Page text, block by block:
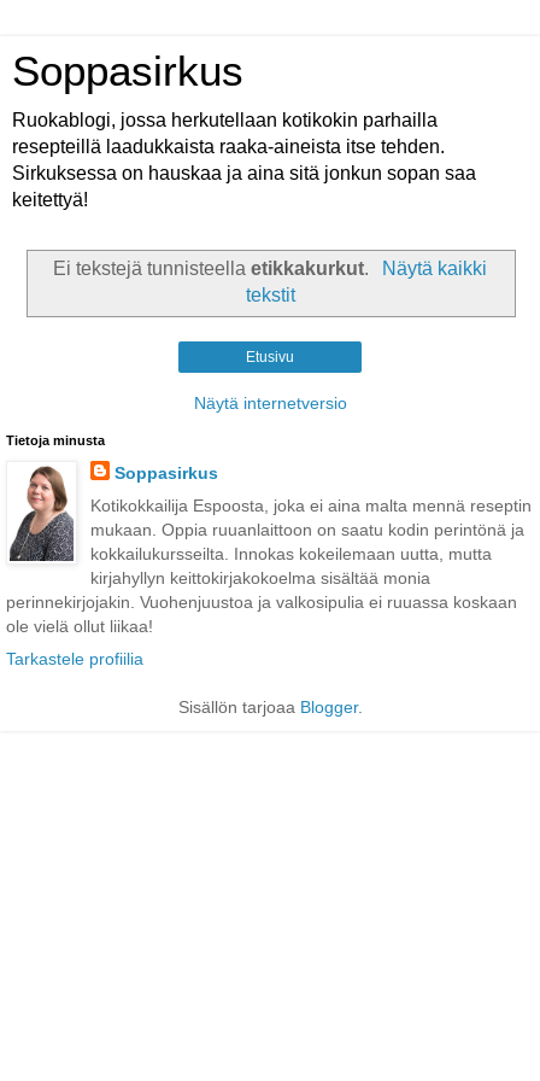
Soppasirkus
Ruokablogi, jossa herkutellaan kotikokin parhailla
resepteillä laadukkaista raaka-aineista itse tehden.
Sirkuksessa on hauskaa ja aina sitä jonkun sopan saa
keitettyä!
Ei tekstejä tunnisteellaetikkakurkut.
Näytä kaikki
tekstit
Etusivu
Näytä internetversio
Tietoja minusta
Soppasirkus
Kotikokkailija Espoosta, joka ei aina malta mennä reseptin
mukaan. Oppia ruuanlaittoon on saatu kodin perintönä ja
kokkailukursseilta. Innokas kokeilemaan uutta, mutta
kirjahyllyn keittokirjakokoelma sisältää monia
perinnekirjojakin. Vuohenjuustoa ja valkosipulia ei ruuassa koskaan
ole vielä ollut liikaa!
Tarkastele profiilia
Sisällön tarjoaa Blogger.